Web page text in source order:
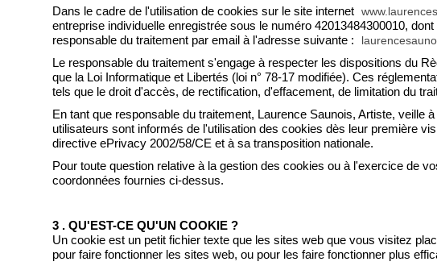
Dans le cadre de l'utilisation de cookies sur le site internet
entreprise individuelle enregistrée sous le numéro 42013484300010,
responsable du traitement par email à l'adresse suivante :
Le responsable du traitement s'engage à respecter les dispositions du
que la Loi Informatique et Libertés (loi n° 78-17 modifiée). Ces
tels que le droit d'accès, de rectification, d'effacement, de limitation du
En tant que responsable du traitement, Laurence Saunois, Artiste,
utilisateurs sont informés de l'utilisation des cookies dès leur première
directive ePrivacy 2002/58/CE et à sa transposition nationale.
Pour toute question relative à la gestion des cookies ou à l'exercice de
coordonnées fournies ci-dessus.
3 . QU'EST-CE QU'UN COOKIE ?
Un cookie est un petit fichier texte que les sites web que vous visitez
pour faire fonctionner les sites web, ou pour les faire fonctionner plus